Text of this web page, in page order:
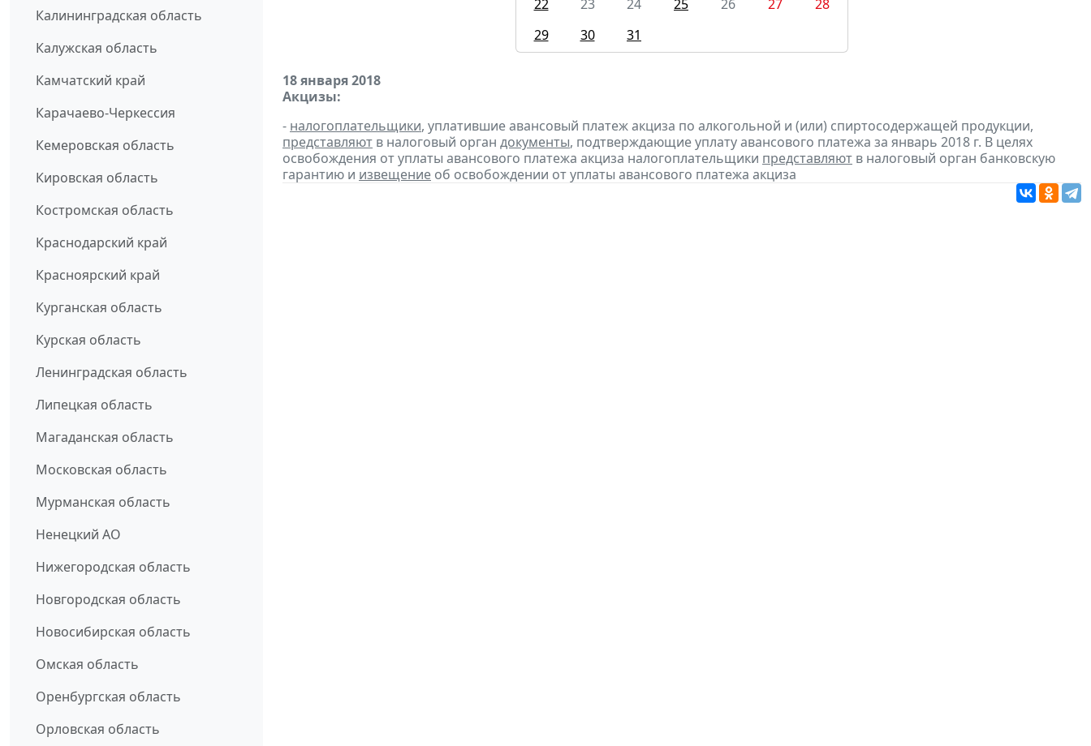
Калининградская область
Калужская область
Камчатский край
Карачаево-Черкессия
Кемеровская область
Кировская область
Костромская область
Краснодарский край
Красноярский край
Курганская область
Курская область
Ленинградская область
Липецкая область
Магаданская область
Московская область
Мурманская область
Ненецкий АО
Нижегородская область
Новгородская область
Новосибирская область
Омская область
Оренбургская область
Орловская область
22
23 24 25 26 27
28
29
30 31
18 января 2018
Акцизы:
- налогоплательщики, уплатившие авансовый платеж акциза по алкогольной и (или) спиртосодержащей продукции,
представляют в налоговый орган документы, подтверждающие уплату авансового платежа за январь 2018 г. В целях
освобождения от уплаты авансового платежа акциза налогоплательщики представляют в налоговый орган банковскую
гарантию и извещение об освобождении от уплаты авансового платежа акциза